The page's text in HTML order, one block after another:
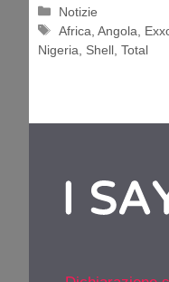
Categorie
Notizie
Tag
Africa ,Angola
Nigeria
Shell Total